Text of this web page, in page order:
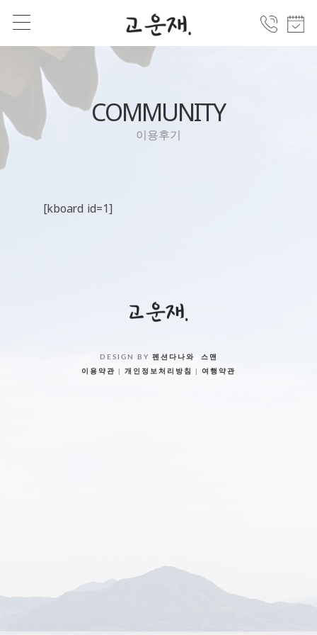
COMMUNITY
이용후기
[kboard id=1]
DESIGN BY 펜션다나와
스맨
이용약관
개인정보처리방침 여행약관